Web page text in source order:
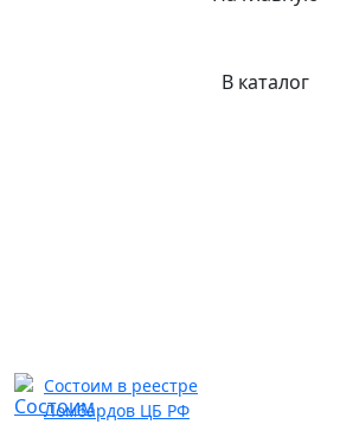
В каталог
Состоим в реестре
Ломбардов ЦБ РФ